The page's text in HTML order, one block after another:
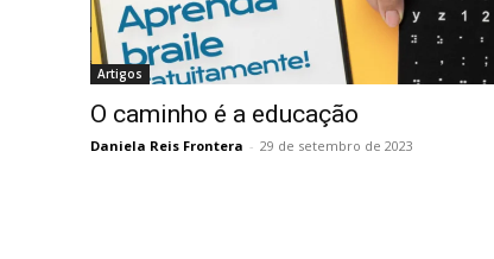
Artigos
O caminho é a educação
Daniela Reis Frontera - 29 de setembro de 2023